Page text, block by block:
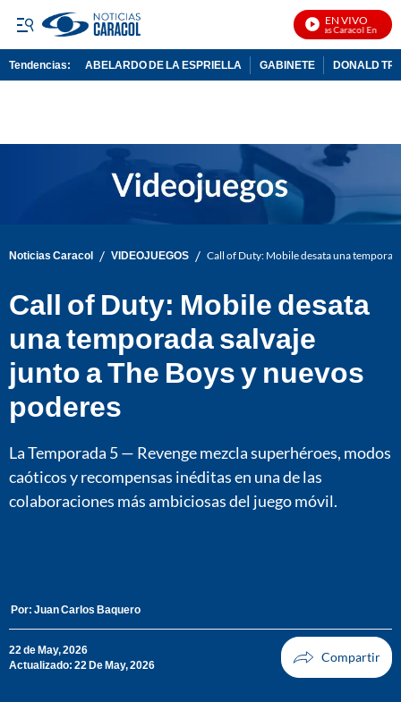
EN VIVO
Noticias Caracol En Vivo
Tendencias: ABELARDO DE LA ESPRIELLA GABINETE DONALD
Noticias Caracol / VIDEOJUEGOS / Call of Duty: Mobile desata una
Call of Duty: Mobile desata
una temporada salvaje
junto a The Boys y nuevos
poderes
La Temporada 5 — Revenge mezcla superhéroes, modos
caóticos y recompensas inéditas en una de las
colaboraciones más ambiciosas del juego móvil.
Por: Juan Carlos Baquero
22 de May, 2026
Actualizado: 22 De May, 2026